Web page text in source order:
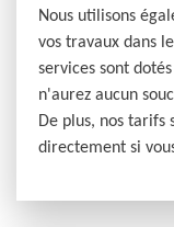
Nous utilisons
vos travaux dans
services sont
n'aurez aucun
De plus, nos tarifs
directement si